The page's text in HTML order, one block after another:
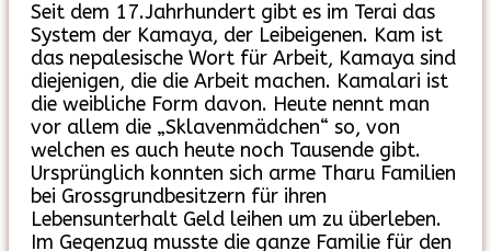
Seit dem 17.Jahrhundert gibt es im Terai das
System der Kamaya, der Leibeigenen. Kam ist
das nepalesische Wort für Arbeit, Kamaya sind
diejenigen, die die Arbeit machen. Kamalari ist
die weibliche Form davon. Heute nennt man
vor allem die „Sklavenmädchen“ so, von
welchen es auch heute noch Tausende gibt.
Ursprünglich konnten sich arme Tharu Familien
bei Grossgrundbesitzern für ihren
Lebensunterhalt Geld leihen um zu überleben.
Im Gegenzug musste die ganze Familie für den